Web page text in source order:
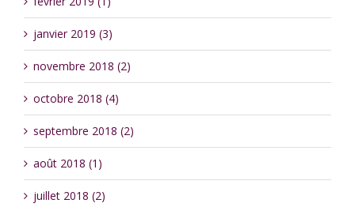
janvier 2019 (3)
novembre 2018 (2)
octobre 2018 (4)
septembre 2018 (2)
août 2018 (1)
juillet 2018 (2)